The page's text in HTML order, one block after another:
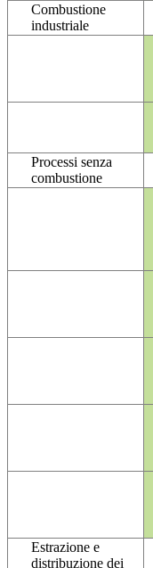
Combustione
industriale
Processi senza
combustione
Estrazione e
distribuzione dei